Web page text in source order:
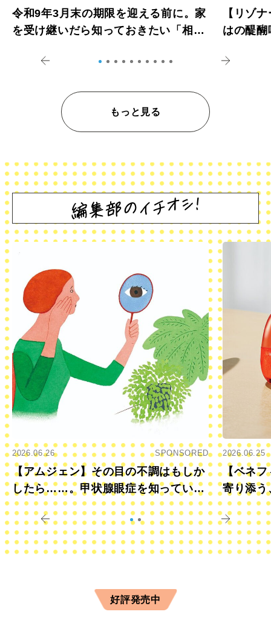
令和9年3月末の期限を迎える前に。家
を受け継いだら知っておきたい「相続
【リゾ
はの醍
もっと見る
2026.06.26 SPONSORED
【アムジェン】その目の不調はもしか
したら……。甲状腺眼症を知っていま
すか？
2026.06.25
【ベネフ
寄り添う
きに
好評発売中